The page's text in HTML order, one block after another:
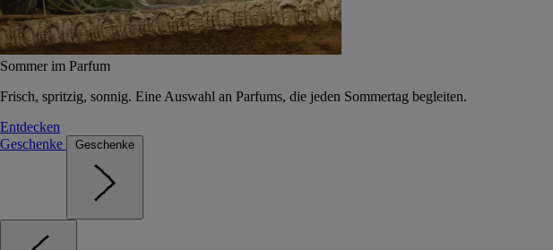
Sommer im Parfum
Frisch, spritzig, sonnig. Eine Auswahl an Parfums, die jeden Sommertag begleiten.
Entdecken
Geschenke
Geschenke